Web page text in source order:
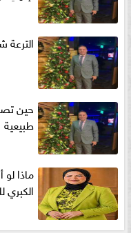
حين
طبيعية
ماذا
الكبري